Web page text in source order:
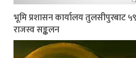
भूमि प्रशासन कार्यालय तुलसीपुरबाट
राजस्व सङ्कलन